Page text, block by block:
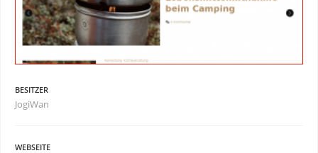
BESITZER
JogiWan
WEBSEITE